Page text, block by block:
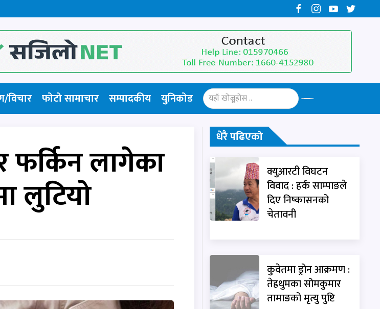
विचार फोटो सामाचार​ सम्पादकीय युनिकोड
फर्किन लागेका
लुटियो
धेरै पढिएको
क्युआरटी विघटन
विवाद : हर्क साम्पाङले
दिए निष्कासनको
चेतावनी
कुवेतमा ड्रोन आक्रमण :
तेह्रथुमका सोमकुमार
तामाङको मृत्यु पुष्टि